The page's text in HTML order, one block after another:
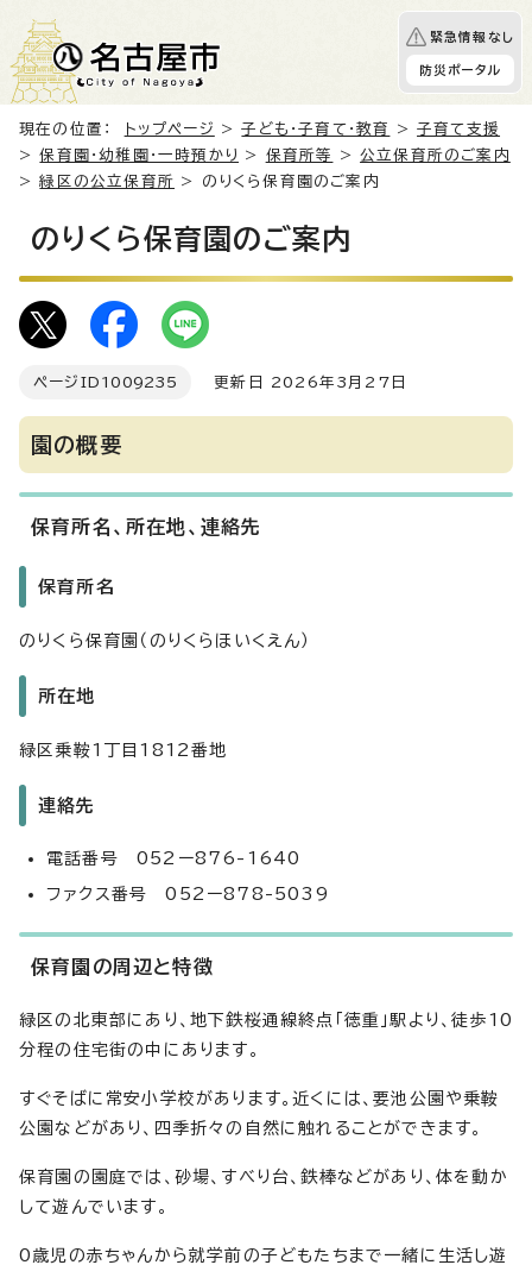
緊急情報なし
防災ポータル
現在の位置： トップページ >子ども・子育て・教育 >子育て支援
>保育園・幼稚園・一時預かり > 保育所等 >公立保育所のご案内
>緑区の公立保育所 > のりくら保育園のご案内
のりくら保育園のご案内
ページID 1009235 更新日 2026年3月27日
園の概要
保育所名、所在地、連絡先
保育所名
のりくら保育園（のりくらほいくえん）
所在地
緑区乗鞍1丁目1812番地
連絡先
電話番号 052ー876-1640
ファクス番号 052ー878-5039
保育園の周辺と特徴
緑区の北東部にあり、地下鉄桜通線終点「徳重」駅より、徒歩10
分程の住宅街の中にあります。
すぐそばに常安小学校があります。近くには、要池公園や乗鞍
公園などがあり、四季折々の自然に触れることができます。
保育園の園庭では、砂場、すべり台、鉄棒などがあり、体を動か
して遊んでいます。
0歳児の赤ちゃんから就学前の子どもたちまで一緒に生活し遊